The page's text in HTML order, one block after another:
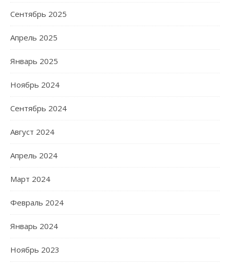
Сентябрь 2025
Апрель 2025
Январь 2025
Ноябрь 2024
Сентябрь 2024
Август 2024
Апрель 2024
Март 2024
Февраль 2024
Январь 2024
Ноябрь 2023